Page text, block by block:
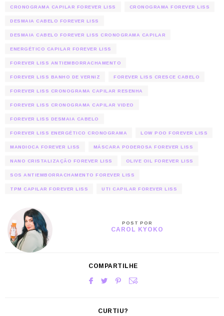
CRONOGRAMA CAPILAR FOREVER LISS CRONOGRAMA FOREVER LISS
DESMAIA CABELO FOREVER LISS
DESMAIA CABELO FOREVER LISS CRONOGRAMA CAPILAR
ENERGÉTICO CAPILAR FOREVER LISS
FOREVER LISS ANTIEMBORRACHAMENTO
FOREVER LISS BANHO DE VERNIZ FOREVER LISS CRESCE CABELO
FOREVER LISS CRONOGRAMA CAPILAR RESENHA
FOREVER LISS CRONOGRAMA CAPILAR VIDEO
FOREVER LISS DESMAIA CABELO
FOREVER LISS ENERGÉTICO CRONOGRAMA LOW POO FOREVER LISS
MANDIOCA FOREVER LISS MÁSCARA PODEROSA FOREVER LISS
NANO CRISTALIZAÇÃO FOREVER LISS OLIVE OIL FOREVER LISS
SOS ANTIEMBORRACHAMENTO FOREVER LISS
TPM CAPILAR FOREVER LISS UTI CAPILAR FOREVER LISS
POST POR
CAROL KYOKO
COMPARTILHE
CURTIU?